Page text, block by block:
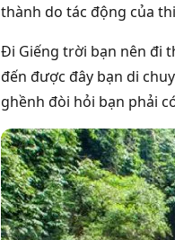
thành do tác động của
Đi Giếng trời bạn nên đi
đến được đây bạn di
ghềnh đòi hỏi bạn phải